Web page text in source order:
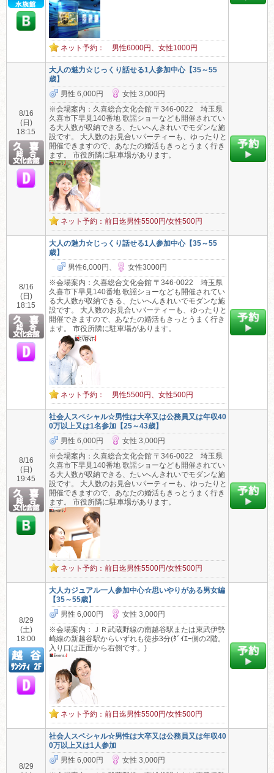
ネット予約： 男性6000円、女性1000円
8/16
(日)
18:15
大人の魅力☆じっくり話せる1人参加中心【35～55
歳】
男性 6,000円
女性 3,000円
※会場案内：久喜総合文化会館 〒346-0022 埼玉県
久喜市下早見140番地 歌謡ショーなども開催されてい
る大人数が収納できる、たいへんきれいでモダンな施
設です。 大人数のお見合いパーティーも、ゆったりと
開催できますので、あなたの婚活もきっとうまく行き
ます。 市役所隣に駐車場があります。
ネット予約：前日迄男性5500円/女性500円
8/16
(日)
18:15
大人の魅力☆じっくり話せる1人参加中心【35～55
歳】
男性6,000円、
女性3000円
※会場案内：久喜総合文化会館 〒346-0022 埼玉県
久喜市下早見140番地 歌謡ショーなども開催されてい
る大人数が収納できる、たいへんきれいでモダンな施
設です。 大人数のお見合いパーティーも、ゆったりと
開催できますので、あなたの婚活もきっとうまく行き
ます。 市役所隣に駐車場があります。
ネット予約： 男性5500円、女性500円
8/16
(日)
19:45
社会人スペシャル☆男性は大卒又は公務員又は年収40
0万以上又は1名参加【25～43歳】
男性 6,000円
女性 3,000円
※会場案内：久喜総合文化会館 〒346-0022 埼玉県
久喜市下早見140番地 歌謡ショーなども開催されてい
る大人数が収納できる、たいへんきれいでモダンな施
設です。 大人数のお見合いパーティーも、ゆったりと
開催できますので、あなたの婚活もきっとうまく行き
ます。 市役所隣に駐車場があります。
ネット予約：前日迄男性5500円/女性500円
8/29
(土)
18:00
大人カジュアル一人参加中心☆思いやりがある男女編
【35～55歳】
男性 6,000円
女性 3,000円
※会場案内：ＪＲ武蔵野線の南越谷駅または東武伊勢
崎線の新越谷駅からいずれも徒歩3分(ﾀﾞｲｴｰ側の2階。
入り口は正面から右側です。)
ネット予約：前日迄男性5500円/女性500円
8/29
社会人スペシャル☆男性は大卒又は公務員又は年収40
0万以上又は1人参加
男性 6,000円
女性 3,000円